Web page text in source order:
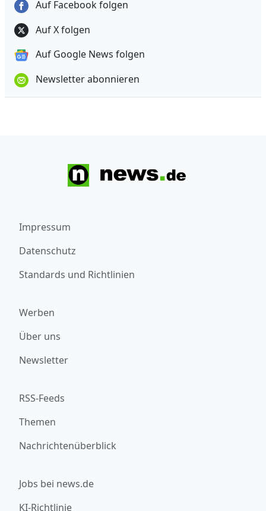
Auf Facebook folgen
Auf X folgen
Auf Google News folgen
Newsletter abonnieren
Impressum
Datenschutz
Standards und Richtlinien
Werben
Über uns
Newsletter
RSS-Feeds
Themen
Nachrichtenüberblick
Jobs bei news.de
KI-Richtlinie